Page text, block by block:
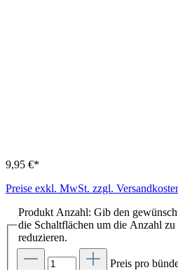
9,95 €*
Preise exkl. MwSt. zzgl.
Produkt Anzahl: Gib den
die Schaltflächen um die Anzahl zu
reduzieren.
Preis pro